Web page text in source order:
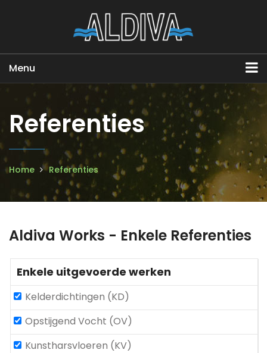
Menu
Referenties
Home Referenties
Aldiva Works - Enkele Referenties
Enkele uitgevoerde werken
Kelderdichtingen (KD)
Opstijgend Vocht (OV)
Kunstharsvloeren (KV)